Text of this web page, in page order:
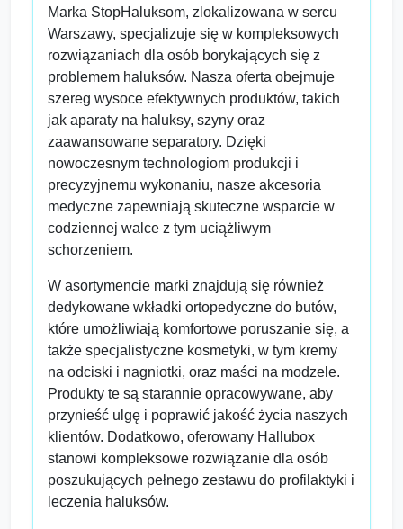
Marka StopHaluksom, zlokalizowana w sercu
Warszawy, specjalizuje się w kompleksowych
rozwiązaniach dla osób borykających się z
problemem haluksów. Nasza oferta obejmuje
szereg wysoce efektywnych produktów, takich
jak aparaty na haluksy, szyny oraz
zaawansowane separatory. Dzięki
nowoczesnym technologiom produkcji i
precyzyjnemu wykonaniu, nasze akcesoria
medyczne zapewniają skuteczne wsparcie w
codziennej walce z tym uciążliwym
schorzeniem.
W asortymencie marki znajdują się również
dedykowane wkładki ortopedyczne do butów,
które umożliwiają komfortowe poruszanie się, a
także specjalistyczne kosmetyki, w tym kremy
na odciski i nagniotki, oraz maści na modzele.
Produkty te są starannie opracowywane, aby
przynieść ulgę i poprawić jakość życia naszych
klientów. Dodatkowo, oferowany Hallubox
stanowi kompleksowe rozwiązanie dla osób
poszukujących pełnego zestawu do profilaktyki i
leczenia haluksów.